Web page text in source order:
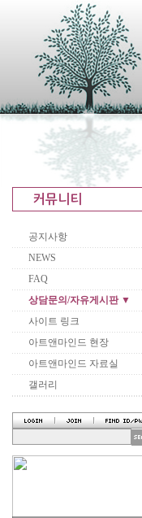
공지사항
NEWS
FAQ
상담문의/자유게시판 ▼
사이트 링크
아트앤마인드 현장
아트앤마인드 자료실
갤러리